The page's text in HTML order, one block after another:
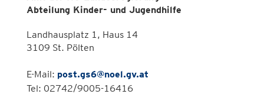
Abteilung Kinder- und Jugendhilfe
Landhausplatz 1, Haus 14
3109 St. Pölten
E-Mail: post.gs6@noel.gv.at
Tel: 02742/9005-16416